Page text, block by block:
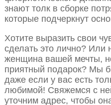
знают толк в сборке
которые подчеркнут
Хотите выразить свои
сделать это лично? Или
женщина вашей мечты,
приятный подарок? Мы
даже если у вас есть
любимой! Свяжемся с
уточним адрес, чтобы